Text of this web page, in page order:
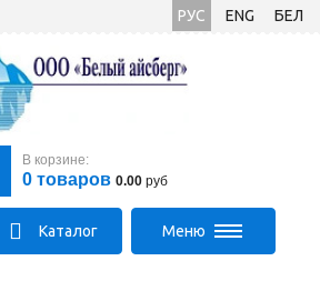
РУС ENG БЕЛ
В корзине:
0 товаров 0.00 руб
Каталог Меню